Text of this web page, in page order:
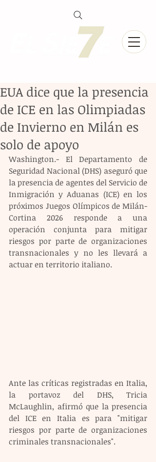
EUA dice que la presencia
de ICE en las Olimpiadas
de Invierno en Milán es
solo de apoyo
Washington.- El Departamento de
Seguridad Nacional (DHS) aseguró que
la presencia de agentes del Servicio de
Inmigración y Aduanas (ICE) en los
próximos Juegos Olímpicos de Milán-
Cortina 2026 responde a una
operación conjunta para mitigar
riesgos por parte de organizaciones
transnacionales y no les llevará a
actuar en territorio italiano.
Ante las críticas registradas en Italia,
la portavoz del DHS, Tricia
McLaughlin, afirmó que la presencia
del ICE en Italia es para "mitigar
riesgos por parte de organizaciones
criminales transnacionales".